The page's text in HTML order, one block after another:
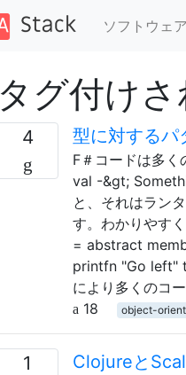
ソフトウェ
タグ付け
4 型に対するパ
F＃コードは多
val -&gt;
と、それはラン
す。わかりやす
= abstract
printfn "Go left"
により多くのコ
18
object-
1 Clojureと